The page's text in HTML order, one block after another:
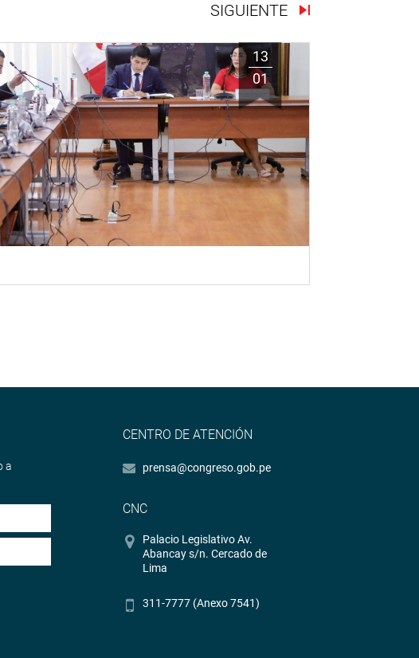
SIGUIENTE
13
01
a
CENTRO DE ATENCIÓN
prensa@congreso.gob.pe
CNC
Palacio Legislativo Av.
Abancay s/n. Cercado de
Lima
311-7777 (Anexo 7541)